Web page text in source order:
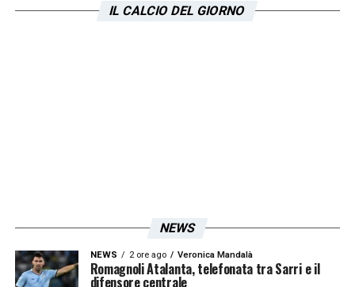
IL CALCIO DEL GIORNO
NEWS
NEWS 2 ore ago Veronica Mandalà
Romagnoli Atalanta, telefonata tra Sarri e il
difensore centrale